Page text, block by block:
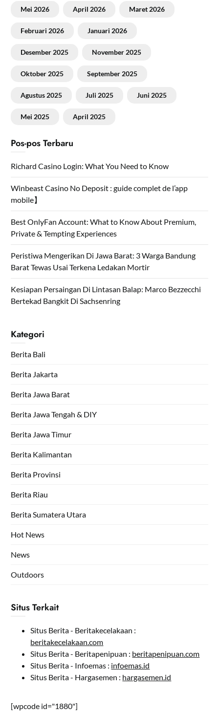
Mei 2026 April 2026 Maret 2026
Februari 2026 Januari 2026
Desember 2025 November 2025
Oktober 2025 September 2025
Agustus 2025 Juli 2025 Juni 2025
Mei 2025 April 2025
Pos-pos Terbaru
Richard Casino Login: What You Need to Know
Winbeast Casino No Deposit : guide complet de l’app
mobile】
Best OnlyFan Account: What to Know About Premium,
Private & Tempting Experiences
Peristiwa Mengerikan Di Jawa Barat: 3 Warga Bandung
Barat Tewas Usai Terkena Ledakan Mortir
Kesiapan Persaingan Di Lintasan Balap: Marco Bezzecchi
Bertekad Bangkit Di Sachsenring
Kategori
Berita Bali
Berita Jakarta
Berita Jawa Barat
Berita Jawa Tengah & DIY
Berita Jawa Timur
Berita Kalimantan
Berita Provinsi
Berita Riau
Berita Sumatera Utara
Hot News
News
Outdoors
Situs Terkait
Situs Berita - Beritakecelakaan :
beritakecelakaan.com
Situs Berita - Beritapenipuan : beritapenipuan.com
Situs Berita - Infoemas : infoemas.id
Situs Berita - Hargasemen : hargasemen.id
[wpcode id="1880"]